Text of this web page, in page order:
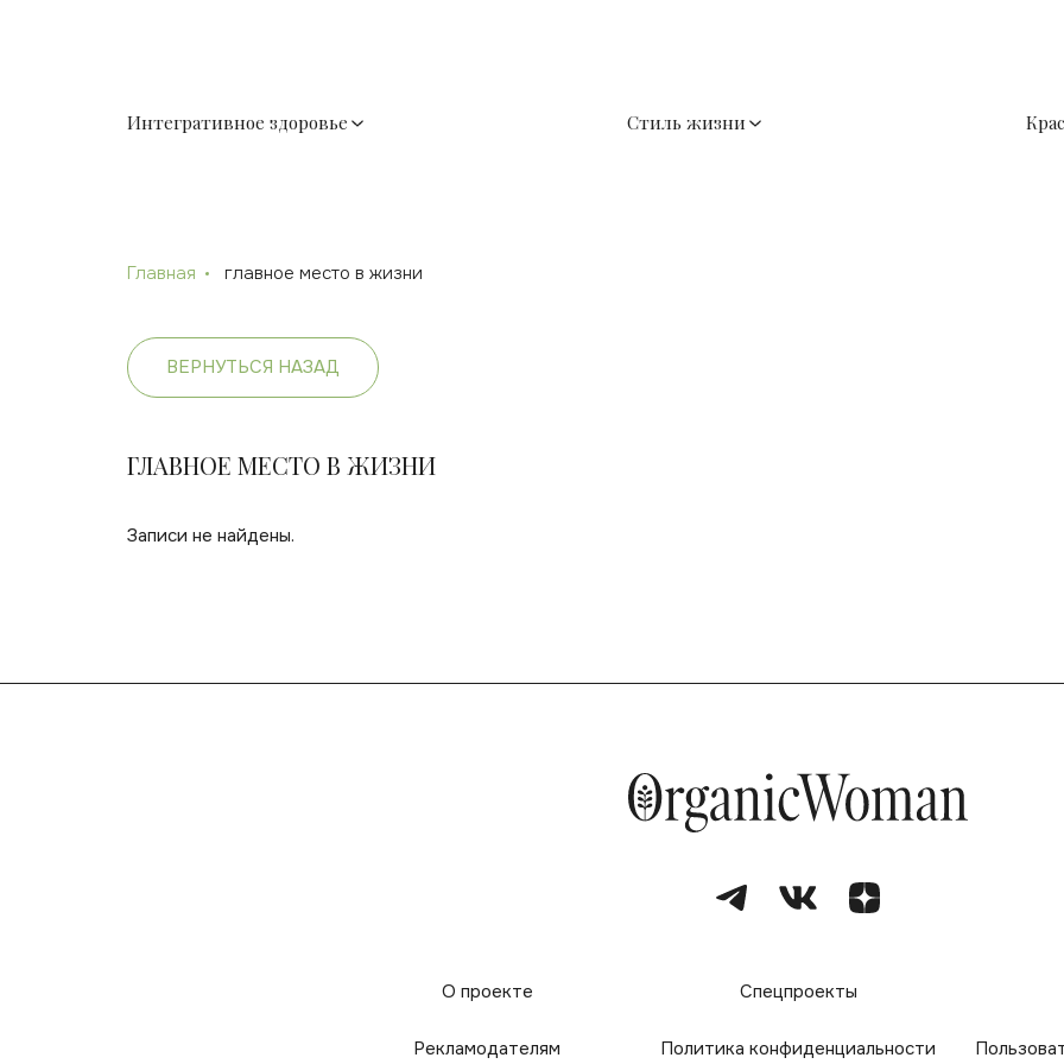
Интегративное здоровье Стиль жизни
Главная главное место в жизни
ВЕРНУТЬСЯ НАЗАД
ГЛАВНОЕ МЕСТО В ЖИЗНИ
Записи не найдены.
О проекте Спецпроекты
Рекламодателям Политика конфиденциальности